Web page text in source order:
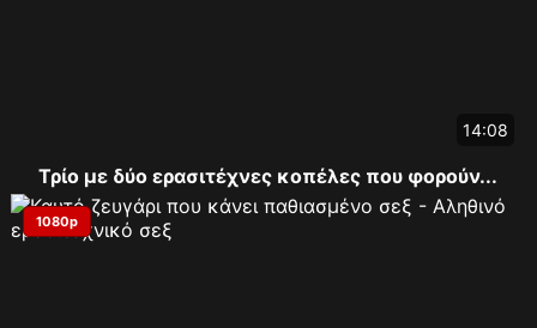
14:08
Τρίο με δύο ερασιτέχνες κοπέλες που φορούν...
1080p